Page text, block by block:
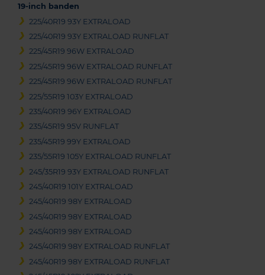
19-inch banden
225/40R19 93Y EXTRALOAD
225/40R19 93Y EXTRALOAD RUNFLAT
225/45R19 96W EXTRALOAD
225/45R19 96W EXTRALOAD RUNFLAT
225/45R19 96W EXTRALOAD RUNFLAT
225/55R19 103Y EXTRALOAD
235/40R19 96Y EXTRALOAD
235/45R19 95V RUNFLAT
235/45R19 99Y EXTRALOAD
235/55R19 105Y EXTRALOAD RUNFLAT
245/35R19 93Y EXTRALOAD RUNFLAT
245/40R19 101Y EXTRALOAD
245/40R19 98Y EXTRALOAD
245/40R19 98Y EXTRALOAD
245/40R19 98Y EXTRALOAD
245/40R19 98Y EXTRALOAD RUNFLAT
245/40R19 98Y EXTRALOAD RUNFLAT